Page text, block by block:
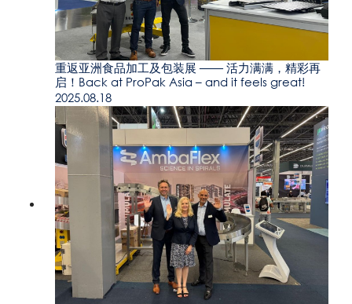
重返亚洲食品加工及包装展 —— 活力满满，精彩再
启！Back at ProPak Asia – and it feels great!
2025.08.18